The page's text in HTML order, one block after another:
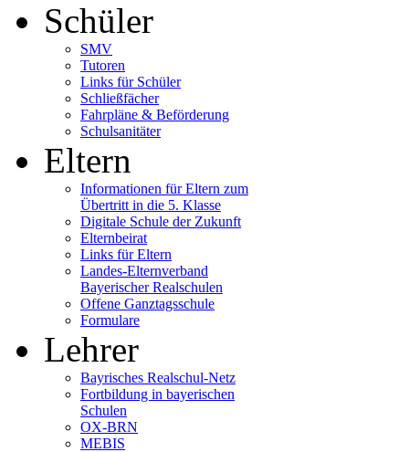
Schüler
SMV
Tutoren
Links für Schüler
Schließfächer
Fahrpläne & Beförderung
Schulsanitäter
Eltern
Informationen für Eltern zum
Übertritt in die 5. Klasse
Digitale Schule der Zukunft
Elternbeirat
Links für Eltern
Landes-Elternverband
Bayerischer Realschulen
Offene Ganztagsschule
Formulare
Lehrer
Bayrisches Realschul-Netz
Fortbildung in bayerischen
Schulen
OX-BRN
MEBIS